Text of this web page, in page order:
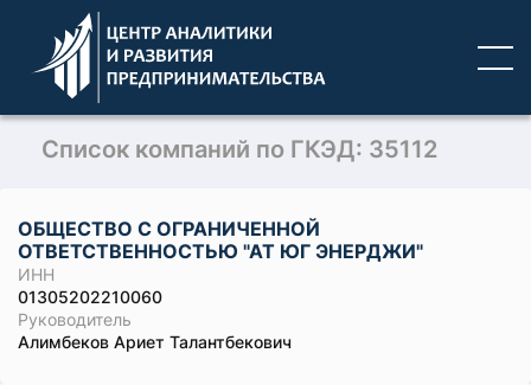
Список компаний по ГКЭД: 35112
ОБЩЕСТВО С ОГРАНИЧЕННОЙ
ОТВЕТСТВЕННОСТЬЮ "АТ ЮГ ЭНЕРДЖИ"
ИНН
01305202210060
Руководитель
Алимбеков Ариет Талантбекович